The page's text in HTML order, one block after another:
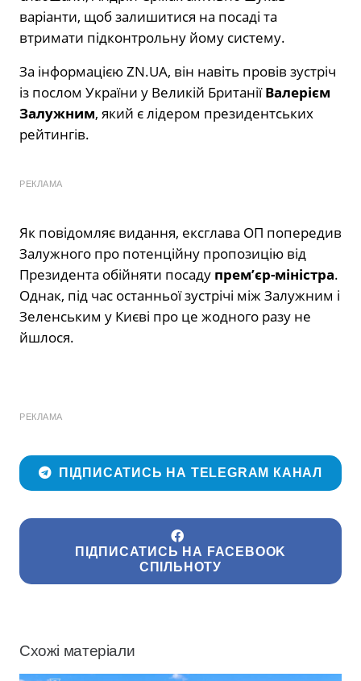
варіанти, щоб залишитися на посаді та
втримати підконтрольну йому систему.
За інформацією ZN.UA, він навіть провів зустріч
із послом України у Великій БританіїВалерієм
Залужним, який є лідером президентських
рейтингів.
РЕКЛАМА
Як повідомляє видання, ексглава ОП попередив
Залужного про потенційну пропозицію від
Президента обійняти посаду прем’єр-міністра.
Однак, під час останньої зустрічі між Залужним і
Зеленським у Києві про це жодного разу не
йшлося.
РЕКЛАМА
ПІДПИСАТИСЬ НА TELEGRAM КАНАЛ
ПІДПИСАТИСЬ НА FACEBOOK
СПІЛЬНОТУ
Схожі матеріали